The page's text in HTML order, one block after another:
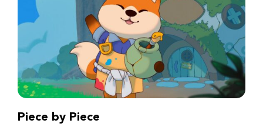
Piece by Piece